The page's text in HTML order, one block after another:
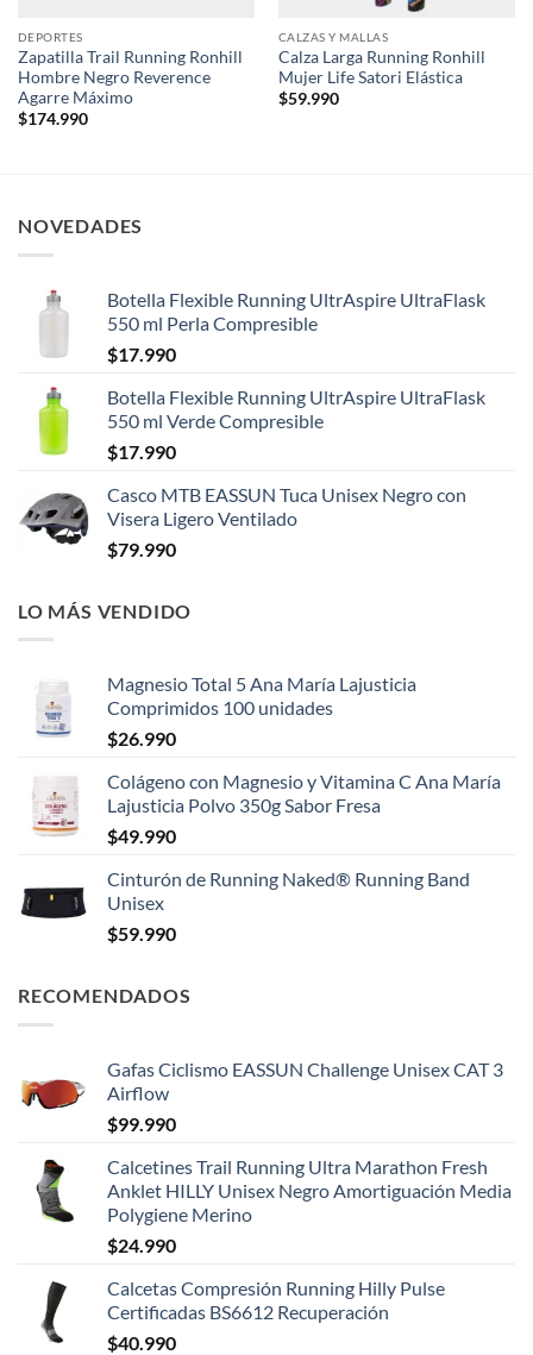
DEPORTES
Zapatilla Trail Running Ronhill
Hombre Negro Reverence
Agarre Máximo
$174.990
CALZAS Y MALLAS
Calza Larga Running Ronhill
Mujer Life Satori Elástica
$59.990
NOVEDADES
Botella Flexible Running UltrAspire UltraFlask
550 ml Perla Compresible
$17.990
Botella Flexible Running UltrAspire UltraFlask
550 ml Verde Compresible
$17.990
Casco MTB EASSUN Tuca Unisex Negro con
Visera Ligero Ventilado
$79.990
LO MÁS VENDIDO
Magnesio Total 5 Ana María Lajusticia
Comprimidos 100 unidades
$26.990
Colágeno con Magnesio y Vitamina C Ana María
Lajusticia Polvo 350g Sabor Fresa
$49.990
Cinturón de Running Naked® Running Band
Unisex
$59.990
RECOMENDADOS
Gafas Ciclismo EASSUN Challenge Unisex CAT 3
Airflow
$99.990
Calcetines Trail Running Ultra Marathon Fresh
Anklet HILLY Unisex Negro Amortiguación Media
Polygiene Merino
$24.990
Calcetas Compresión Running Hilly Pulse
Certificadas BS6612 Recuperación
$40.990